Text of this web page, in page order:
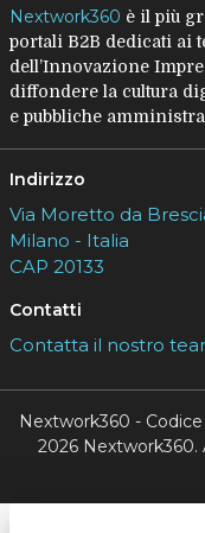
Nextwork360 è il più
portali B2B dedicati ai
dell’Innovazione
diffondere la cultura
e pubbliche
Indirizzo
Via Moretto da
Milano - Italia
CAP 20133
Contatti
Contatta il nostro
Nextwork360 -
2026 Nextwork360.